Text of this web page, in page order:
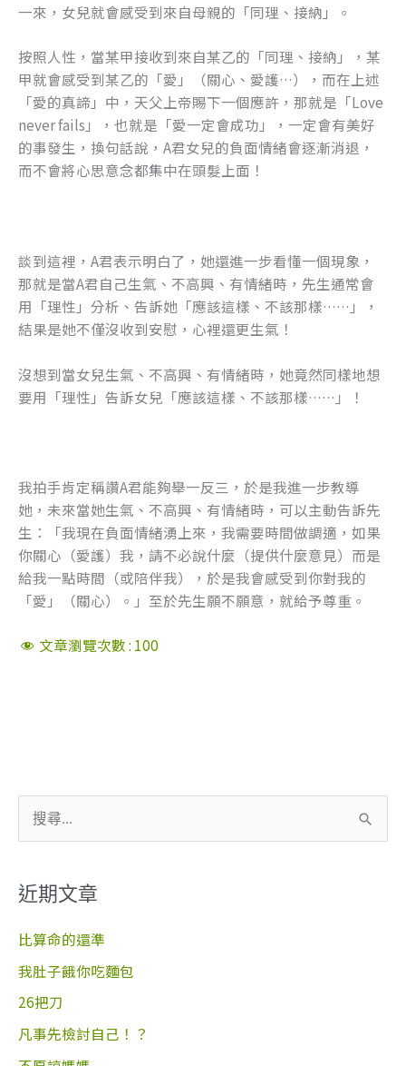
一來，女兒就會感受到來自母親的「同理、接納」。
按照人性，當某甲接收到來自某乙的「同理、接納」，某
甲就會感受到某乙的「愛」（關心、愛護…），而在上述
「愛的真諦」中，天父上帝賜下一個應許，那就是「Love
never fails」，也就是「愛一定會成功」，一定會有美好
的事發生，換句話說，A君女兒的負面情緒會逐漸消退，
而不會將心思意念都集中在頭髮上面！
談到這裡，A君表示明白了，她還進一步看懂一個現象，
那就是當A君自己生氣、不高興、有情緒時，先生通常會
用「理性」分析、告訴她「應該這樣、不該那樣……」，
結果是她不僅沒收到安慰，心裡還更生氣！
沒想到當女兒生氣、不高興、有情緒時，她竟然同樣地想
要用「理性」告訴女兒「應該這樣、不該那樣……」！
我拍手肯定稱讚A君能夠舉一反三，於是我進一步教導
她，未來當她生氣、不高興、有情緒時，可以主動告訴先
生：「我現在負面情緒湧上來，我需要時間做調適，如果
你關心（愛護）我，請不必說什麼（提供什麼意見）而是
給我一點時間（或陪伴我），於是我會感受到你對我的
「愛」（關心）。」至於先生願不願意，就給予尊重。
文章瀏覽次數 : 100
尋
鍵
字
:
近期文章
比算命的還準
我肚子餓你吃麵包
26把刀
凡事先檢討自己！？